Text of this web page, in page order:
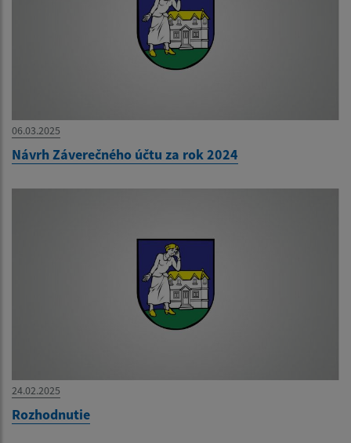
06.03.2025
Návrh Záverečného účtu za rok 2024
24.02.2025
Rozhodnutie